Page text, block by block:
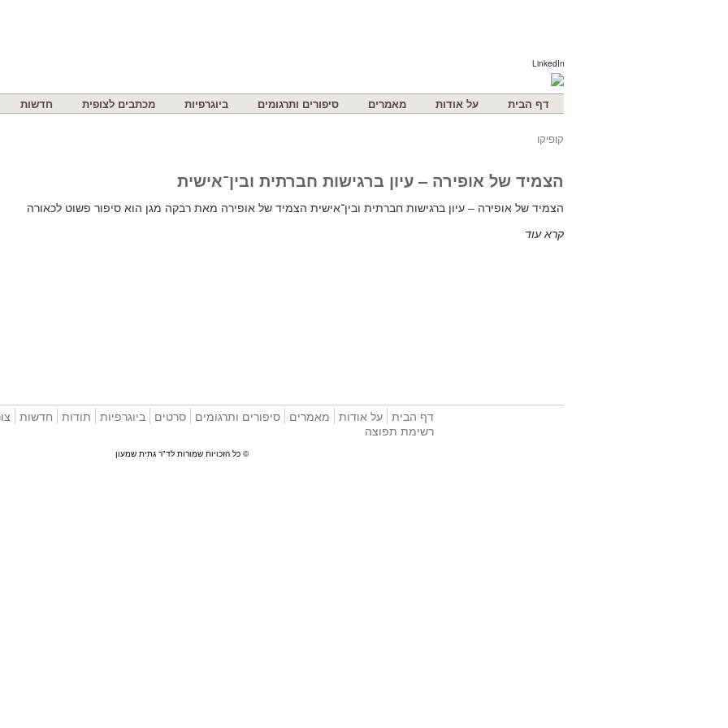
LinkedIn
דף הבית על אודות מאמרים סיפורים ותרגומים ביוגרפיות מכתבים לצופית חדשות
קופיקו
הצמיד של אופירה – עיון ברגישות חברתית ובין־אישית
הצמיד של אופירה – עיון ברגישות חברתית ובין־אישית הצמיד של אופירה מאת רבקה מגן הוא סיפור פשוט לכאורה
קרא עוד
דף הבית על אודות מאמרים סיפורים ותרגומים סרטים ביוגרפיות תודות חדשות
רשימת תפוצה
© כל הזכויות שמורות לד"ר גתית שמעון